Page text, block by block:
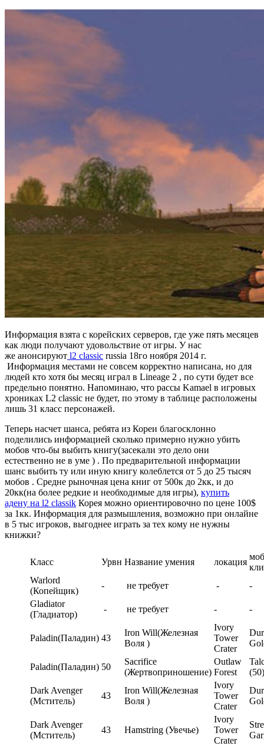
Информация взята с корейских серверов, где уже пять месяцев
как люди получают удовольствие от игры. У нас
же анонсируют l2 classic russia 18го ноября 2014 г.
Информация местами не совсем корректно написана, но для
людей кто хотя бы месяц играл в Lineage 2 , по сути будет все
предельно понятно. Напоминаю, что рассы Kamael в игровых
хрониках L2 classic не будет, по этому в таблице расположены
лишь 31 класс персонажей.
Теперь насчет шанса, ребята из Кореи благосклонно
поделились информацией сколько примерно нужно убить
мобов что-бы выбить книгу(засекали это дело они
естественно не в уме ) . По предварительной информации
шанс выбить ту или иную книгу колеблется от 5 до 25 тысяч
мобов . Средне рыночная цена книг от 500к до 2кк, и до
20кк(на более редкие и необходимые для игры), купить
адену на l2 classik Корея можно ориентировочно по цене 100$
за 1кк. Информация для размышления, возможно при онлайне
в 5 тыс игроков, выгоднее играть за тех кому не нужны
книжки?
Класс Урвн Название умения локация
Warlord
(Копейщик)
- не требует -
-
Gladiator
(Гладиатор)
- не требует - -
Paladin(Паладин) 43
Iron Will(Железная
Воля )
Ivory
Tower
Crater
Paladin(Паладин) 50
Sacrifice
(Жертвоприношение)
Outlaw
Forest
(50)
Dark Avenger
(Мститель)
43
Iron Will(Железная
Воля )
Ivory
Tower
Crater
Dark Avenger
(Мститель)
43 Hamstring (Увечье)
Ivory
Tower
Crater